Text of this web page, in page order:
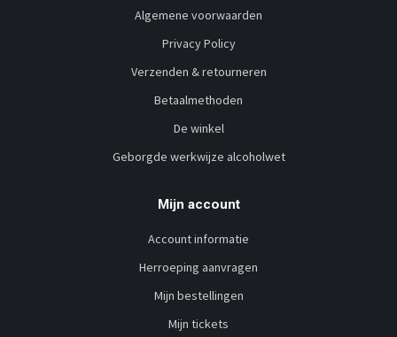
Algemene voorwaarden
Privacy Policy
Verzenden & retourneren
Betaalmethoden
De winkel
Geborgde werkwijze alcoholwet
Mijn account
Account informatie
Herroeping aanvragen
Mijn bestellingen
Mijn tickets